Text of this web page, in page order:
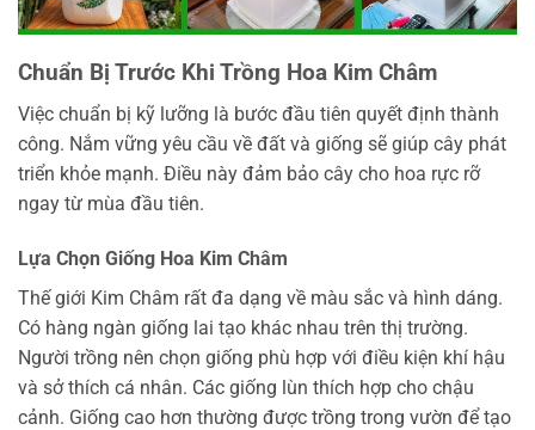
Chuẩn Bị Trước Khi Trồng Hoa Kim Châm
Việc chuẩn bị kỹ lưỡng là bước đầu tiên quyết định thành
công. Nắm vững yêu cầu về đất và giống sẽ giúp cây phát
triển khỏe mạnh. Điều này đảm bảo cây cho hoa rực rỡ
ngay từ mùa đầu tiên.
Lựa Chọn Giống Hoa Kim Châm
Thế giới Kim Châm rất đa dạng về màu sắc và hình dáng.
Có hàng ngàn giống lai tạo khác nhau trên thị trường.
Người trồng nên chọn giống phù hợp với điều kiện khí hậu
và sở thích cá nhân. Các giống lùn thích hợp cho chậu
cảnh. Giống cao hơn thường được trồng trong vườn để tạo